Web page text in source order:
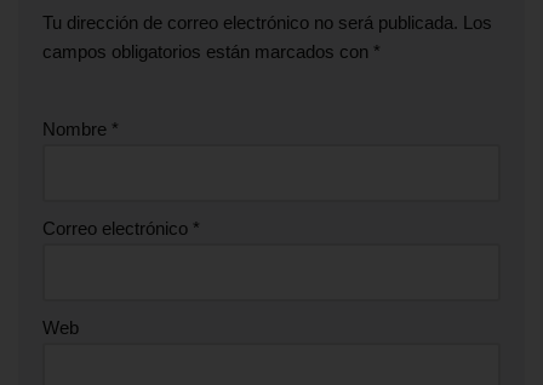
Tu dirección de correo electrónico no será publicada. Los
campos obligatorios están marcados con *
Nombre *
Correo electrónico *
Web